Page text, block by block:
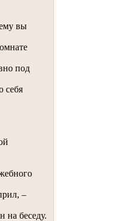
вы
под
себя
–
на беседу.